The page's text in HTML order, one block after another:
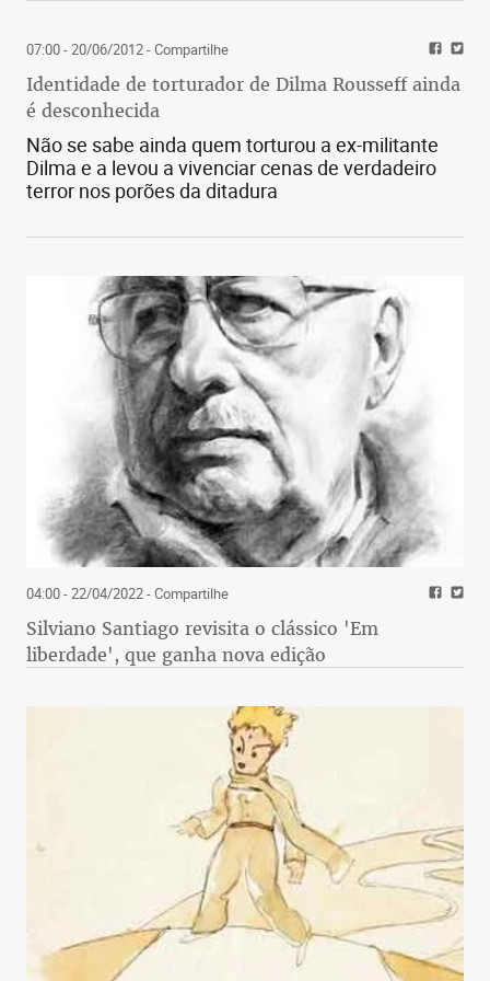
com o outro.
Curiosamente, o Atlético vinha tentando a
contratação do armador Óscar Romero, irmão
gêmeo de Ángel, que joga no Shanghai Shenhua
(CHI). Mas os valores pedidos pelos chineses (R$
70 milhões, incluindo indenização e luvas de
contrato) foram considerados altos demais na
atual realidade financeira alvinegra.
enquanto isso...
O técnico Levir Culpi cumprirá à risca a estratégia
de preservar os titulares do Atlético e mandará a
campo uma formação inteiramente reserva contra
o Tombense amanhã, às 19h45, em Tombos, pela
segunda rodada do Campeonato Mineiro. O
treinador deixará de fora da relação até mesmo os
zagueiros Leonardo Silva e Maidana e o armador
Terans, que não participaram da goleada sobre o
Boa por 5 a 0, no Independência. O time escalado
na atividade de ontem teve Cleiton; Carlos Cesar,
07:00 - 20/06/2012- Compartilhe
Identidade de torturador de Dilma Rousseff ainda
é desconhecida
Não se sabe ainda quem torturou a ex-militante
Dilma e a levou a vivenciar cenas de verdadeiro
terror nos porões da ditadura
04:00 - 22/04/2022- Compartilhe
Silviano Santiago revisita o clássico 'Em
liberdade', que ganha nova edição